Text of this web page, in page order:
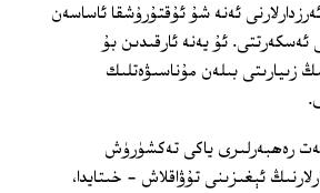
ئەنە شۇ ئۇقتۇرۇشقا ئاساسەن
ئەسكەرتتى. ئۇ يەنە ئارقىدىن بۇ
زىيارىتى بىلەن مۇناسىۋەتلىك
رەھبەرلىرى ياكى تەكشۈرۈش
ئېغىزىنى تۇۋاقلاش - خىتايدا،